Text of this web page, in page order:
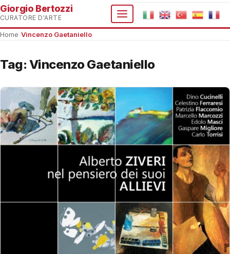
Giorgio Bertozzi
CURATORE D'ARTE
Home Vincenzo Gaetaniello
Tag: Vincenzo Gaetaniello